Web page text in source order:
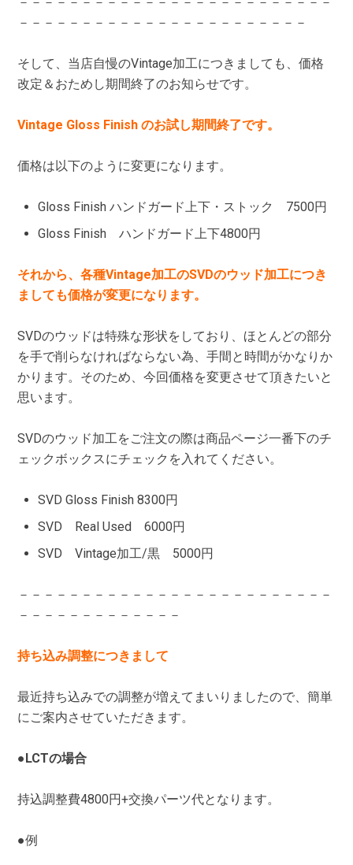
－－－－－－－－－－－－－－－－－－－－－－－
そして、当店自慢のVintage加工につきましても、価格
改定＆おためし期間終了のお知らせです。
Vintage Gloss Finish のお試し期間終了です。
価格は以下のように変更になります。
Gloss Finish ハンドガード上下・ストック 7500円
Gloss Finish ハンドガード上下4800円
それから、各種Vintage加工のSVDのウッド加工につき
ましても価格が変更になります。
SVDのウッドは特殊な形状をしており、ほとんどの部分
を手で削らなければならない為、手間と時間がかなりか
かります。そのため、今回価格を変更させて頂きたいと
思います。
SVDのウッド加工をご注文の際は商品ページ一番下のチ
ェックボックスにチェックを入れてください。
SVD Gloss Finish 8300円
SVD Real Used 6000円
SVD Vintage加工/黒 5000円
－－－－－－－－－－－－－－－－－－－－－－－－－
－－－－－－－－－－－－－
持ち込み調整につきまして
最近持ち込みでの調整が増えてまいりましたので、簡単
にご案内させていただきます。
●LCTの場合
持込調整費4800円+交換パーツ代となります。
●例